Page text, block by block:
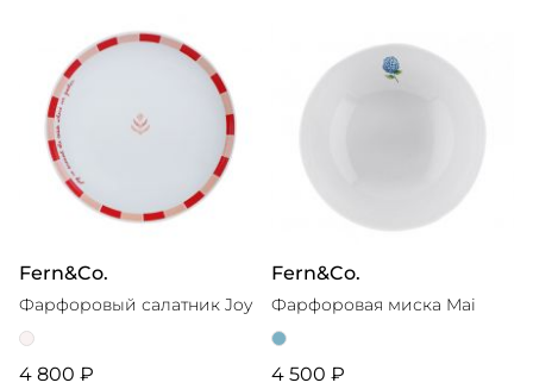
Fern&Co.
Фарфоровый салатник Joy
4 800 ₽
Fern&Co.
Фарфоровая миска Mai
4 500 ₽